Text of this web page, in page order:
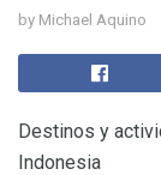
by Michael Aquino
Destinos y
Indonesia